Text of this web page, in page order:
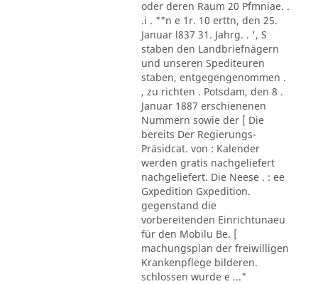
oder deren Raum 20 Pfmniae. .
.i . ""n e 1r. 10 erttn, den 25.
Januar l837 31. Jahrg. . ', S
staben den Landbriefnägern
und unseren Spediteuren
staben, entgegengenommen .
, zu richten . Potsdam, den 8 .
Januar 1887 erschienenen
Nummern sowie der [ Die
bereits Der Regierungs-
Präsidcat. von : Kalender
werden gratis nachgeliefert
nachgeliefert. Die Neese . : ee
Gxpedition Gxpedition.
gegenstand die
vorbereitenden Einrichtunaeu
für den Mobilu Be. [
machungsplan der freiwilligen
Krankenpflege bilderen.
schlossen wurde e ..."